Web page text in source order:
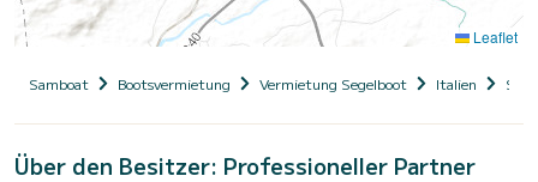
Leaflet
Samboat Bootsvermietung Vermietung Segelboot Italien
Über den Besitzer: Professioneller Partner